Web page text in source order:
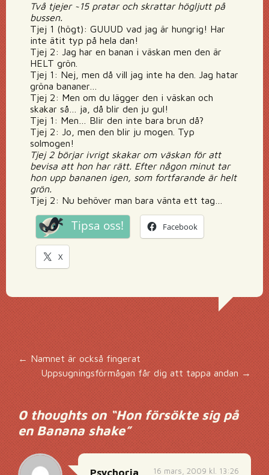
Två tjejer ~15 pratar och skrattar högljutt på
bussen.
Tjej 1 (högt): GUUUD vad jag är hungrig! Har
inte ätit typ på hela dan!
Tjej 2: Jag har en banan i väskan men den är
HELT grön.
Tjej 1: Nej, men då vill jag inte ha den. Jag hatar
gröna bananer…
Tjej 2: Men om du lägger den i väskan och
skakar så… ja, då blir den ju gul!
Tjej 1: Men… Blir den inte bara brun då?
Tjej 2: Jo, men den blir ju mogen. Typ
solmogen!
Tjej 2 börjar ivrigt skakar om väskan för att
bevisa att hon har rätt. Efter någon minut tar
hon upp bananen igen, som fortfarande är helt
grön.
Tjej 2: Nu behöver man bara vänta ett tag…
Tipsa oss! Facebook
X
Inläggsnavigering
←Namnet är också fingerat
Uppsugningsförmågan får dig att tappa andan →
0 thoughts on “Hon försökte sig på
en Banana shake”
16 mars, 2009 kl. 13:26
Psychoria